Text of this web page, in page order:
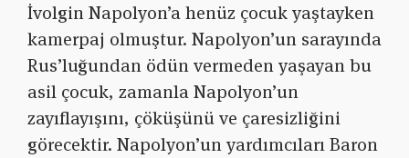
İvolgin Napolyon’a henüz çocuk yaştayken
kamerpaj olmuştur. Napolyon’un sarayında
Rus’luğundan ödün vermeden yaşayan bu
asil çocuk, zamanla Napolyon’un
zayıflayışını, çöküşünü ve çaresizliğini
görecektir. Napolyon’un yardımcıları Baron